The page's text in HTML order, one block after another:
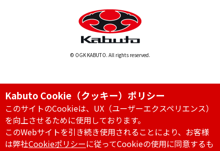
© OGK KABUTO. All rights reserved.
Kabuto Cookie（クッキー）ポリシー
このサイトのCookieは、UX（ユーザーエクスペリエンス）
を向上させるために使用しております。
このWebサイトを引き続き使用されることにより、お客様
は弊社Cookieポリシーに従ってCookieの使用に同意するも